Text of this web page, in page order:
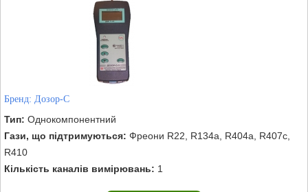
Бренд: Дозор-С
Тип: Однокомпонентний
Гази, що підтримуються: Фреони R22, R134a, R404a, R407c,
R410
Кількість каналів вимірювань: 1